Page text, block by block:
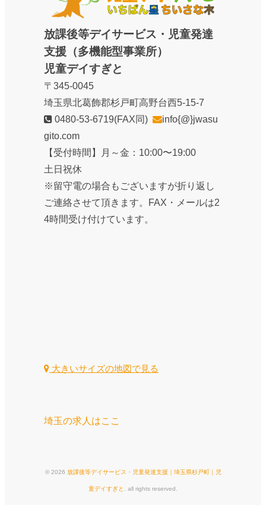
放課後等デイサービス・児童発達
支援（多機能型事業所）
児童デイすぎと
〒345-0045
埼玉県北葛飾郡杉戸町高野台西5-15-7
0480-53-6719(FAX同)
info{@}jwasu
gito.com
【受付時間】月～金：10:00〜19:00
土日祝休
※留守電の場合もございますが折り返し
ご連絡させて頂きます。FAX・メールは2
4時間受け付けています。
大きいサイズの地図で見る
埼玉の求人はここ
© 2026 放課後等デイサービス・児童発達支援｜埼玉県杉戸町｜児
童デイすぎと . all rights reserved.